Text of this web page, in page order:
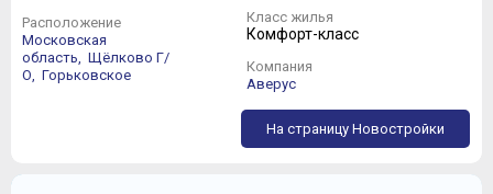
Расположение
Московская
область,
Щёлково Г/
О,
Горьковское
Класс жилья
Комфорт-класс
Компания
Аверус
На страницу Новостройки